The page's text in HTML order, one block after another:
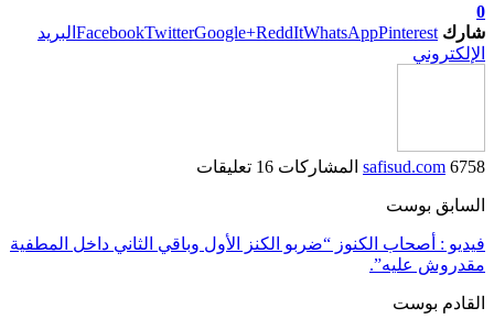
0
شارك
FacebookTwitterGoogle+ReddItWhatsAppPinterest
البريد
الإلكتروني
safisud.com 6758 المشاركات 16 تعليقات
السابق بوست
فيديو : أصحاب الكنوز “ضربو الكنز الأول وباقي الثاني داخل المطفية
مقدروش عليه”.
القادم بوست